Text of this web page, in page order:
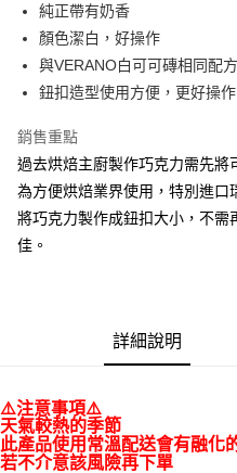
純正帶有奶香
顏色潔白，好操作
與VERANO白可可磚相同配方
鈕扣造型使用方便，更好操作
銷售重點
過去烘焙主廚製作巧克力需先將
為方便烘焙業界使用，特別進口
將巧克力製作成鈕扣大小，不需
佳。
詳細說明
⚠️注意事項⚠️
天氣較熱的季節
此產品使用常溫配送會有融化
若不介意該風險再下單